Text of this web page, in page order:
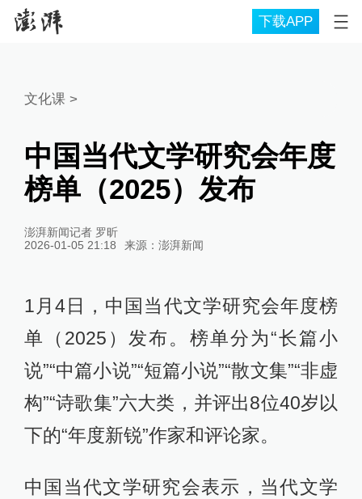
下载APP
文化课>
中国当代文学研究会年度
榜单（2025）发布
澎湃新闻记者 罗昕
2026-01-05 21:18
来源： 澎湃新闻
1月4日，中国当代文学研究会年度榜
单（2025）发布。榜单分为“长篇小
说”“中篇小说”“短篇小说”“散文集”“非虚
构”“诗歌集”六大类，并评出8位40岁以
下的“年度新锐”作家和评论家。
中国当代文学研究会表示，当代文学